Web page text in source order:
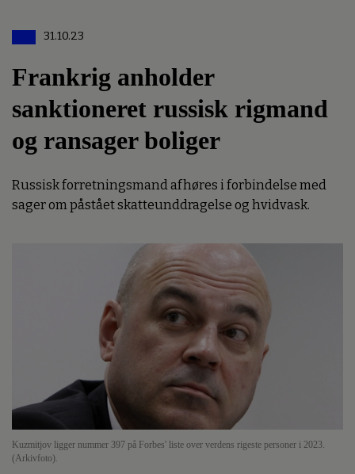
31.10.23
Frankrig anholder
sanktioneret russisk rigmand
og ransager boliger
Russisk forretningsmand afhøres i forbindelse med
sager om påstået skatteunddragelse og hvidvask.
Kuzmitjov ligger nummer 397 på Forbes' liste over verdens rigeste personer i 2023.
(Arkivfoto).